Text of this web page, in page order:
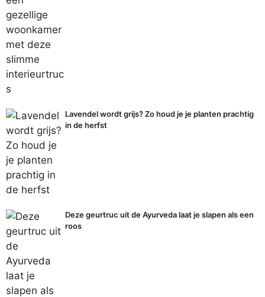
Lavendel wordt grijs? Zo houd je je planten prachtig
in de herfst
Deze geurtruc uit de Ayurveda laat je slapen als een
roos